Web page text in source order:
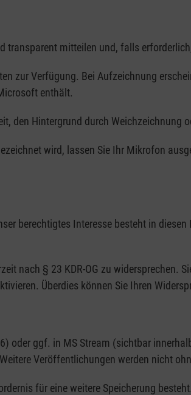
transparent mitteilen und, falls
zur Verfügung. Bei Aufzeichnung
enthält.
den Hintergrund durch Weichzeichnung
wird, lassen Sie Ihr Mikrofon
berechtigtes Interesse besteht in
nach § 23 KDR-OG zu widersprechen.
Überdies können Sie Ihren
ggf. in MS Stream (sichtbar
Veröffentlichungen werden nicht
für eine weitere Speicherung